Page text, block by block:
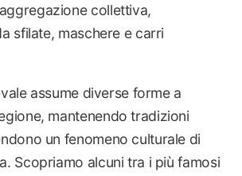
collettiva,
sfilate, maschere e carri
assume diverse forme a
mantenendo tradizioni
un fenomeno culturale di
Scopriamo alcuni tra i più famosi